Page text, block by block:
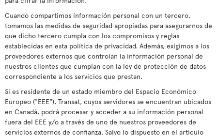
Cuando compartimos información personal con un tercero,
tomamos las medidas de seguridad apropiadas para asegurarnos de
que dicho tercero cumpla con los compromisos y reglas
establecidas en esta política de privacidad. Además, exigimos a los
proveedores externos que controlan la información personal de
nuestros clientes que cumplan con la ley de protección de datos
correspondiente a los servicios que prestan.
Si es residente de un estado miembro del Espacio Económico
Europeo ("EEE"), Transat, cuyos servidores se encuentran ubicados
en Canadá, podrá procesar y acceder a su información personal
fuera del EEE y/o a través de uno de nuestros proveedores de
servicios externos de confianza. Salvo lo dispuesto en el artículo